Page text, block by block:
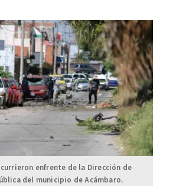
enfrente de la Dirección de
del municipio de Acámbaro.